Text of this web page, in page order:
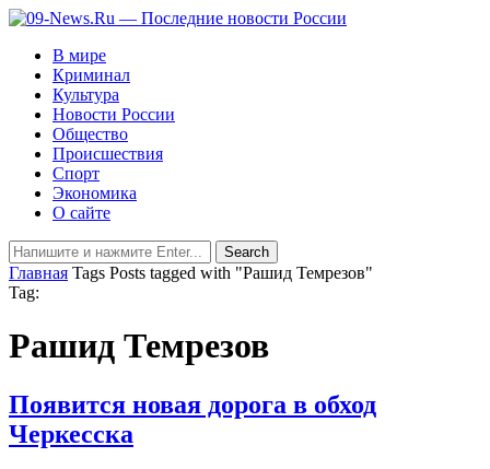
В мире
Криминал
Культура
Новости России
Общество
Происшествия
Спорт
Экономика
О сайте
Главная Tags Posts tagged with "Рашид Темрезов"
Tag:
Рашид Темрезов
Появится новая дорога в обход
Черкесска